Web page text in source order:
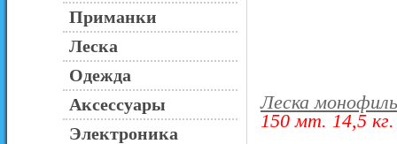
Приманки
Леска
Одежда
Аксессуары
Электроника
Леска
150 мт. 14,5 кг.